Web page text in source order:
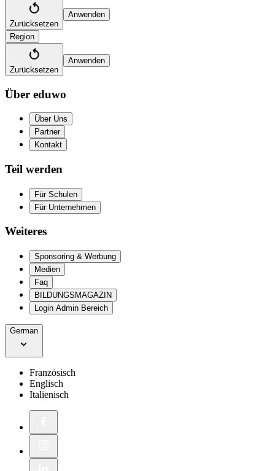
Zurücksetzen
Anwenden
Region
Zurücksetzen
Anwenden
Über eduwo
Über Uns
Partner
Kontakt
Teil werden
Für Schulen
Für Unternehmen
Weiteres
Sponsoring & Werbung
Medien
Faq
BILDUNGSMAGAZIN
Login Admin Bereich
German
Französisch
Englisch
Italienisch